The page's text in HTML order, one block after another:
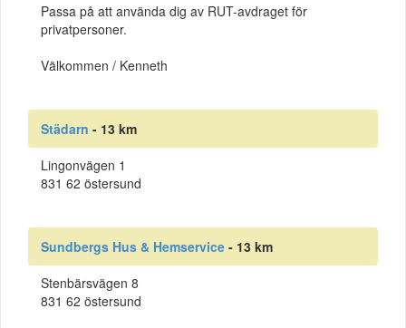
Passa på att använda dig av RUT-avdraget för
privatpersoner.
Välkommen / Kenneth
Städarn - 13 km
Lingonvägen 1
831 62 östersund
Sundbergs Hus & Hemservice - 13 km
Stenbärsvägen 8
831 62 östersund